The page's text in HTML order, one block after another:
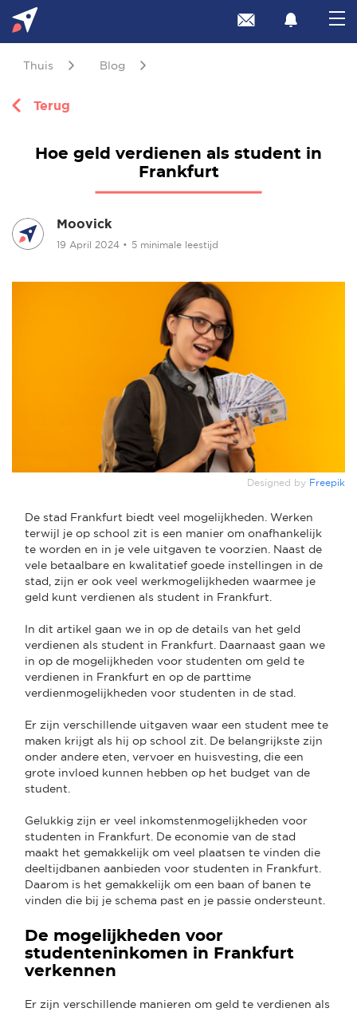
Thuis Blog
Terug
Hoe geld verdienen als student in
Frankfurt
Moovick
19 April 2024 • 5 minimale leestijd
Designed by Freepik
De stad Frankfurt biedt veel mogelijkheden. Werken
terwijl je op school zit is een manier om onafhankelijk
te worden en in je vele uitgaven te voorzien. Naast de
vele betaalbare en kwalitatief goede instellingen in de
stad, zijn er ook veel werkmogelijkheden waarmee je
geld kunt verdienen als student in Frankfurt.
In dit artikel gaan we in op de details van het geld
verdienen als student in Frankfurt. Daarnaast gaan we
in op de mogelijkheden voor studenten om geld te
verdienen in Frankfurt en op de parttime
verdienmogelijkheden voor studenten in de stad.
Er zijn verschillende uitgaven waar een student mee te
maken krijgt als hij op school zit. De belangrijkste zijn
onder andere eten, vervoer en huisvesting, die een
grote invloed kunnen hebben op het budget van de
student.
Gelukkig zijn er veel inkomstenmogelijkheden voor
studenten in Frankfurt. De economie van de stad
maakt het gemakkelijk om veel plaatsen te vinden die
deeltijdbanen aanbieden voor studenten in Frankfurt.
Daarom is het gemakkelijk om een baan of banen te
vinden die bij je schema past en je passie ondersteunt.
De mogelijkheden voor
studenteninkomen in Frankfurt
verkennen
Er zijn verschillende manieren om geld te verdienen als